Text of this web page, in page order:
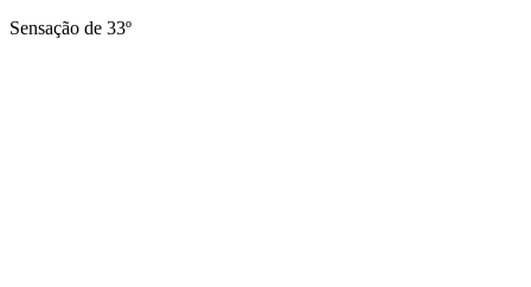
Sensação de 33º